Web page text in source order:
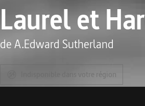
Laurel et
deA.Edward Sutherland
Indisponible dans votre région